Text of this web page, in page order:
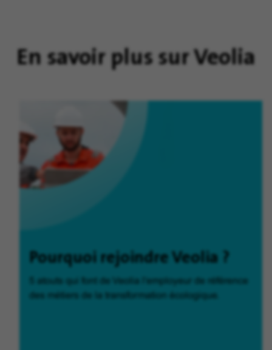
En savoir plus sur Veolia
Pourquoi rejoindre Veolia ?